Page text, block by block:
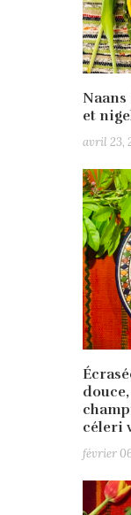
Naans
et
avril 23,
céleri
février